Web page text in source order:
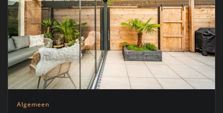
Algemeen